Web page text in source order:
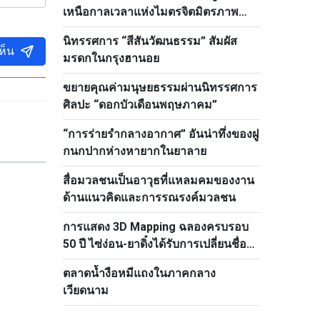
น
เหนือกาลเวลาแห่งไมตรจิตมิตรภาพ
เวียดนาม–รัสเซีย
นิทรรศการ “สีสันวัฒนธรรม” สัมผัส
มรดกในกรุงฮานอย
ขยายคุณค่ามนุษยธรรมผ่านนิทรรศการ
ศิลปะ “ดอกบัวเดือนพฤษภาคม”
“การร่ายรำกลางอากาศ” อันน่าทึ่งของฝู
กนกปากห่างหายากในยาลาย
สื่อมวลชนเป็นอาวุธที่แหลมคมของงาน
ด้านแนวคิดและการรณรงค์มวลชน
การแสดง 3D Mapping ฉลองครบรอบ
50 ปี ไซ่ง่อน-ยาดิ๋งได้รับการเปลี่ยนชื่อ
เป็นโฮจิมินห์
ตลาดน้ำงือหมีแถงในภาคกลาง
เวียดนาม